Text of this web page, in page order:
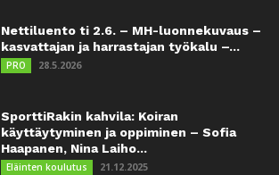
Nettiluento ti 2.6. – MH-luonnekuvaus –
kasvattajan ja harrastajan työkalu –...
PRO 28.5.2026
SporttiRakin kahvila: Koiran
käyttäytyminen ja oppiminen – Sofia
Haapanen, Nina Laiho...
Eläinten koulutus 21.12.2025